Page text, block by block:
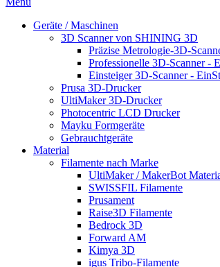
Geräte / Maschinen
3D Scanner von SHINING 3D
Präzise Metrologie-3D-
Professionelle 3D-Scanner -
Einsteiger 3D-Scanner -
Prusa 3D-Drucker
UltiMaker 3D-Drucker
Photocentric LCD Drucker
Mayku Formgeräte
Gebrauchtgeräte
Material
Filamente nach Marke
UltiMaker / MakerBot
SWISSFIL Filamente
Prusament
Raise3D Filamente
Bedrock 3D
Forward AM
Kimya 3D
igus Tribo-Filamente